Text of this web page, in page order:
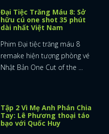
Đại Tiệc Trăng Máu 8: Sở
hữu cú one shot 35 phút
dài nhất Việt Nam
Phim Đại tiệc trăng máu 8
remake hiện tượng phòng vé
Nhật Bản One Cut of the ...
Tập 2 Vì Mẹ Anh Phán Chia
Tay: Lê Phương thoại táo
bạo với Quốc Huy